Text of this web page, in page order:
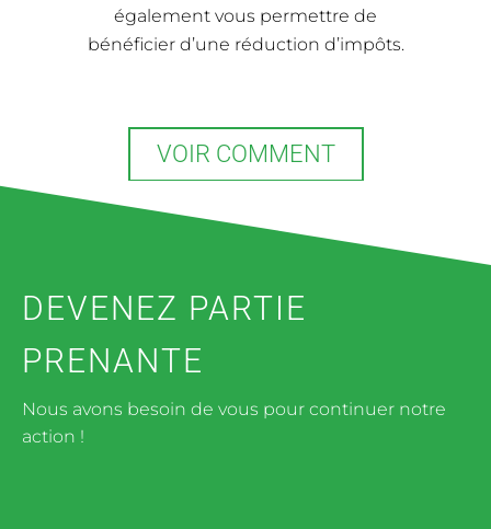
également vous permettre de
bénéficier d’une réduction d’impôts.
VOIR COMMENT
DEVENEZ PARTIE
PRENANTE
Nous avons besoin de vous pour continuer notre
action !